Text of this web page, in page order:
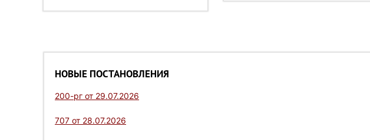
НОВЫЕ ПОСТАНОВЛЕНИЯ
200-рг от 29.07.2026
707 от 28.07.2026